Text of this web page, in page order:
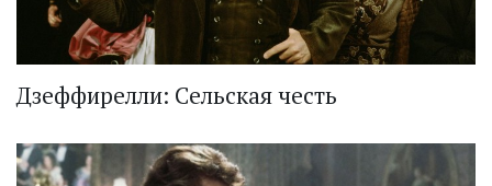
Дзеффирелли: Сельская честь